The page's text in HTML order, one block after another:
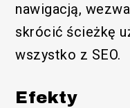
nawigacją,
skrócić ścieżkę
wszystko z SEO.
Efekty